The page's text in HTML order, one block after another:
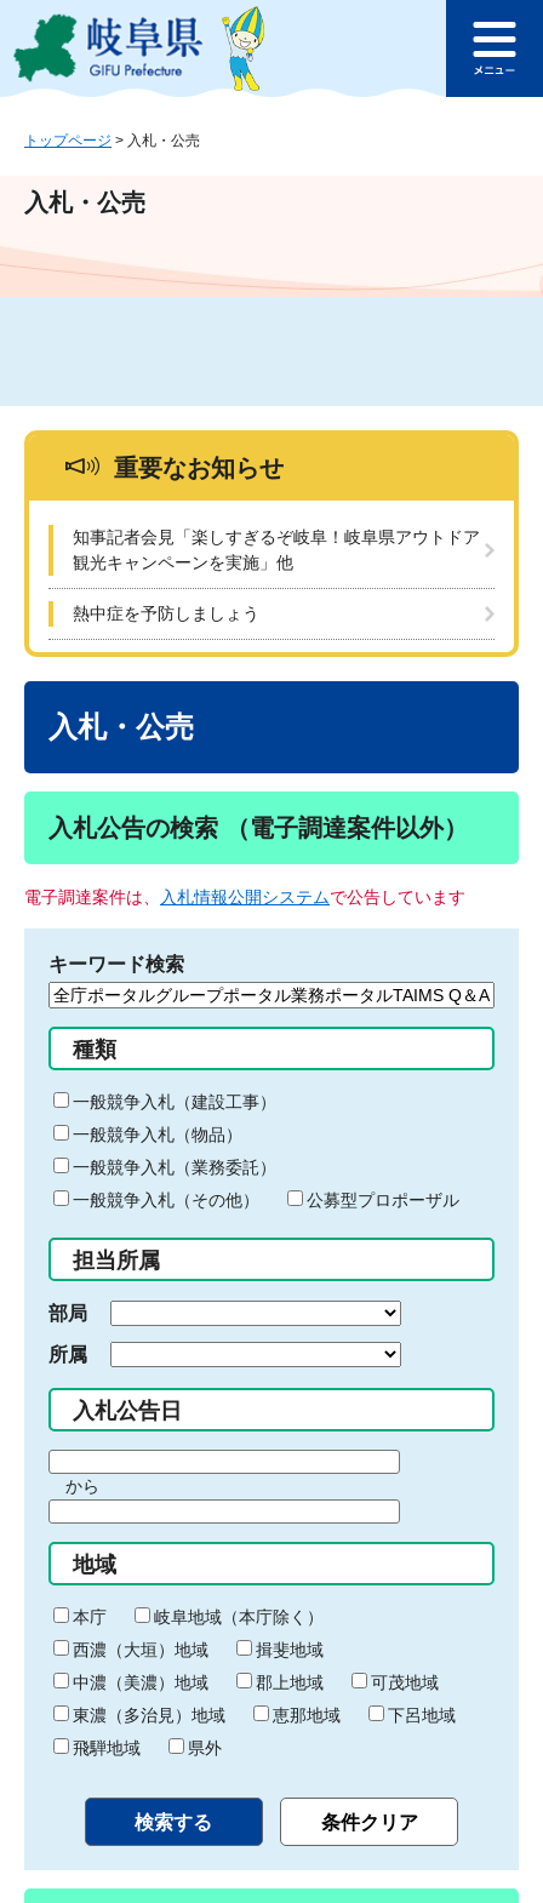
ジ
ュ
文
このページの本文へ
ュ
トップページ > 入札・公売
入札・公売
重要なお知らせ
知事記者会見「楽しすぎるぞ岐阜！岐阜県アウトドア
観光キャンペーンを実施」他
熱中症を予防しましょう
入札・公売
入札公告の検索 （電子調達案件以外）
電子調達案件は、 入札情報公開システムで公告しています
キーワード検索
検
る
キ
ー
ワ
ー
ド
入
力
種類
一般競争入札（建設工事）
一般競争入札（物品）
一般競争入札（業務委託）
一般競争入札（その他）
公募型プロポーザル
担当所属
部局
所属
入札公告日
間
始
り
から
間
終
わ
り
地域
本庁
岐阜地域（本庁除く）
西濃（大垣）地域
揖斐地域
中濃（美濃）地域
郡上地域
可茂地域
東濃（多治見）地域
恵那地域
下呂地域
飛騨地域
県外